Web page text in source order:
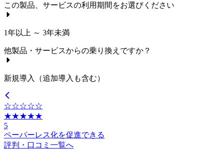
この製品、サービスの利用期間をお選びください
1年以上 ～ 3年未満
他製品・サービスからの乗り換えですか？
新規導入（追加導入も含む）
☆☆☆☆☆
★★★★★
5
ペーパーレス化を促進できる
評判・口コミ一覧へ